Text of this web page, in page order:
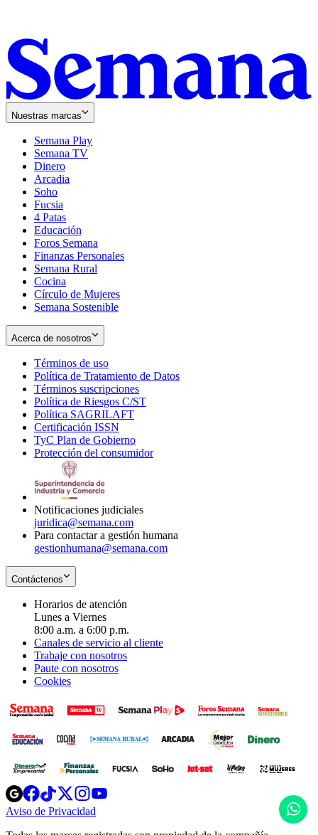
Nuestras marcas
Semana Play
Semana TV
Dinero
Arcadia
Soho
in
new
window
Fucsia
in
new
window
4 Patas
Educación
Foros Semana
Finanzas Personales
Semana Rural
Cocina
Círculo de Mujeres
Semana Sostenible
Acerca de nosotros
Términos de uso
in
new
window
Política de Tratamiento de Datos
Términos suscripciones
in
Política de Riesgos C/ST
Política SAGRILAFT
new
window
Certificación ISSN
in
new
TyC Plan de Gobierno
in
Protección del consumidorOpens
Notificaciones judiciales
juridica@semana.com
Para contactar a gestión humana
gestionhumana@semana.com
Contáctenos
Horarios de atención
Lunes a Viernes
8:00 a.m. a 6:00 p.m.
Canales de servicio al cliente
Trabaje con nosotros
Paute con nosotros
Cookies
Opens
in
new
Opens
in
new
Opens
in
new
window
Opens
new
windowwindow
Aviso de Privacidad